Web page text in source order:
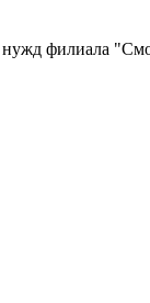
нужд филиала